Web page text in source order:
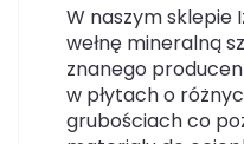
W naszym sklepie
wełnę mineralną
znanego
w płytach o
grubościach co